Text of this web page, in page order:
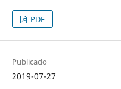
PDF
Publicado
2019-07-27